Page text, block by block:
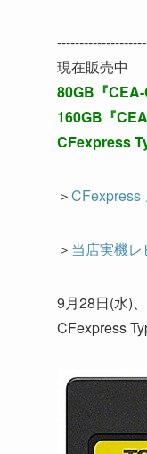
現在販売中
80GB『CEA-
160GB『
CFexpress
＞CFexpress
＞ 当店実機
9月28日(水)、
CFexpress